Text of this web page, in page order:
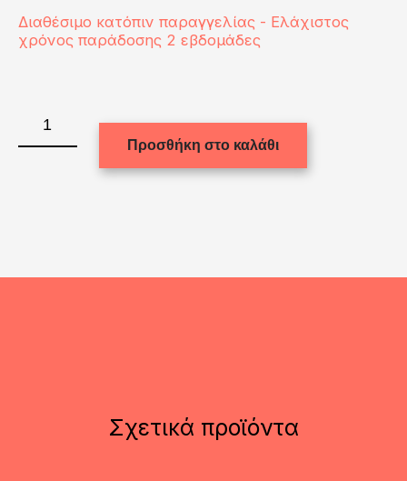
Διαθέσιμο κατόπιν παραγγελίας - Ελάχιστος
χρόνος παράδοσης 2 εβδομάδες
ALBUM
-
ALUMINUM
Προσθήκη στο καλάθι
Σχετικά προϊόντα